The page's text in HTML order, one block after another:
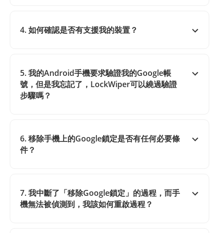
4. 如何確認是否有支援我的裝置？
5. 我的Android手機要求驗證我的Google帳
號，但是我忘記了，LockWiper可以繞過驗證
步驟嗎？
6. 移除手機上的Google鎖定是否有任何必要條
件？
7. 我中斷了「移除Google鎖定」的過程，而手
機無法被偵測到，我該如何重啟過程？